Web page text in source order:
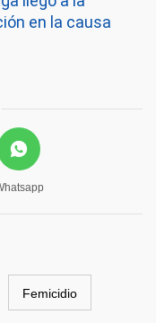
en la causa
Femicidio